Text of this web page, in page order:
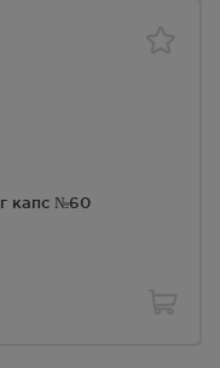
форте 650мг капс №60